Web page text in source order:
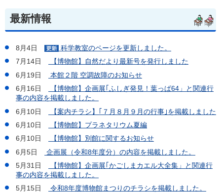
最新情報
8月4日
科学教室のページを更新しました。
7月14日
【博物館】自然だより最新号を発行しました
6月19日
本館２階 空調故障のお知らせ
6月16日
【博物館】企画展｢ふしぎ発見！葉っぱ64」と関連行
事の内容を掲載しました。
6月10日
【案内チラシ】｢７月８月９月の行事｣を掲載しました
6月10日
【博物館】プラネタリウム夏編
6月10日
【博物館】別館に関するお知らせ
6月5日
企画展（令和8年度分）の内容を掲載しました。
5月31日
【博物館】企画展｢かごしまカエル大全集」と関連行
事の内容を掲載しました。
5月15日
令和8年度博物館まつりのチラシを掲載しました。